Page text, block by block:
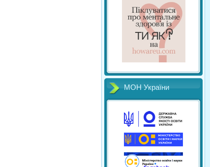
МОН України